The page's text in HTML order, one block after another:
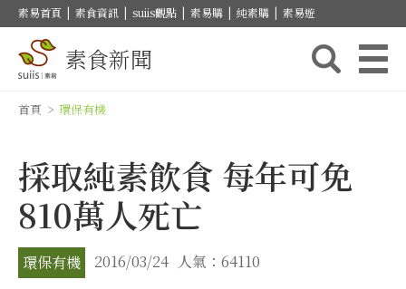
素易首頁 | 素食資訊 | suiis觀點 | 素易購 | 純素購 | 素易遊
素食新聞
首頁 > 環保有機
採取純素飲食 每年可免
810萬人死亡
環保有機 2016/03/24 人氣：64110